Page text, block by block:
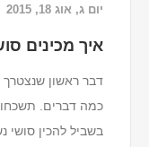
יום ג, אוג 18, 2015
איך מכינים
דבר ראשון שנצטרך
כמה דברים. תשכחו
בשביל להכין סושי